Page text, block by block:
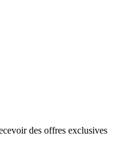
des offres exclusives